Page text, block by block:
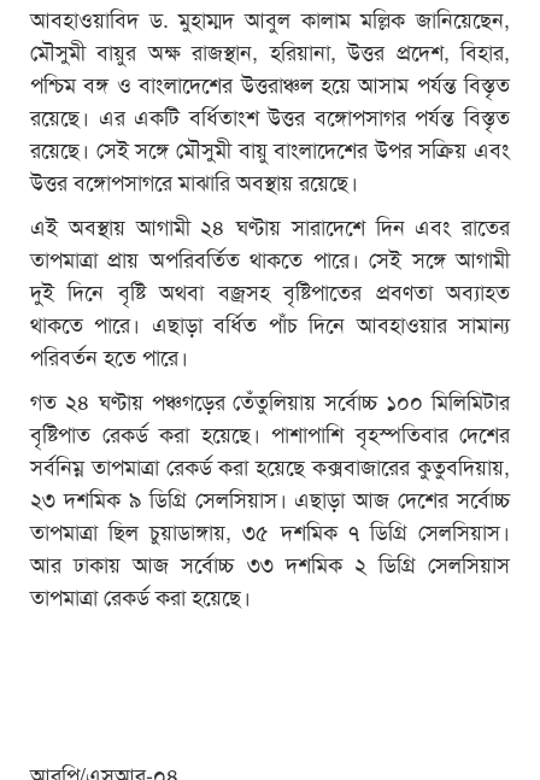
আবহাওয়াবিদ ড. মুহাম্মদ আবুল কালাম মল্লিক জানিয়েছেন,
মৌসুমী বায়ুর অক্ষ রাজস্থান, হরিয়ানা, উত্তর প্রদেশ, বিহার,
পশ্চিম বঙ্গ ও বাংলাদেশের উত্তরাঞ্চল হয়ে আসাম পর্যন্ত বিস্তৃত
রয়েছে। এর একটি বর্ধিতাংশ উত্তর বঙ্গোপসাগর পর্যন্ত বিস্তৃত
রয়েছে। সেই সঙ্গে মৌসুমী বায়ু বাংলাদেশের উপর সক্রিয় এবং
উত্তর বঙ্গোপসাগরে মাঝারি অবস্থায় রয়েছে।
এই অবস্থায় আগামী ২৪ ঘণ্টায় সারাদেশে দিন এবং রাতের
তাপমাত্রা প্রায় অপরিবর্তিত থাকতে পারে। সেই সঙ্গে আগামী
দুই দিনে বৃষ্টি অথবা বজ্রসহ বৃষ্টিপাতের প্রবণতা অব্যাহত
থাকতে পারে। এছাড়া বর্ধিত পাঁচ দিনে আবহাওয়ার সামান্য
পরিবর্তন হতে পারে।
গত ২৪ ঘণ্টায় পঞ্চগড়ের তেঁতুলিয়ায় সর্বোচ্চ ১০০ মিলিমিটার
বৃষ্টিপাত রেকর্ড করা হয়েছে। পাশাপাশি বৃহস্পতিবার দেশের
সর্বনিম্ন তাপমাত্রা রেকর্ড করা হয়েছে কক্সবাজারের কুতুবদিয়ায়,
২৩ দশমিক ৯ ডিগ্রি সেলসিয়াস। এছাড়া আজ দেশের সর্বোচ্চ
তাপমাত্রা ছিল চুয়াডাঙ্গায়, ৩৫ দশমিক ৭ ডিগ্রি সেলসিয়াস।
আর ঢাকায় আজ সর্বোচ্চ ৩৩ দশমিক ২ ডিগ্রি সেলসিয়াস
তাপমাত্রা রেকর্ড করা হয়েছে।